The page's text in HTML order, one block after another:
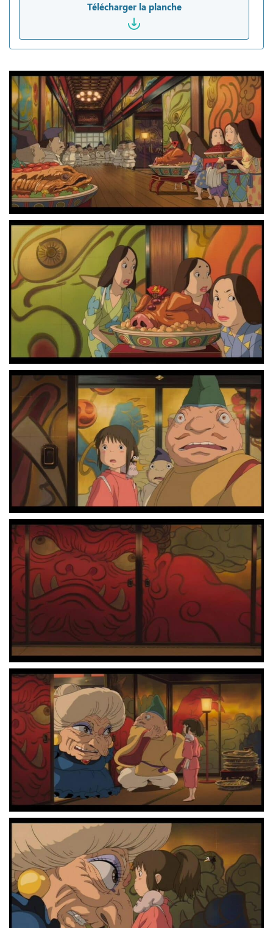
Télécharger la planche